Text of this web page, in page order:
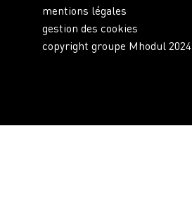
mentions légales
gestion des cookies
copyright groupe Mhodul 2024